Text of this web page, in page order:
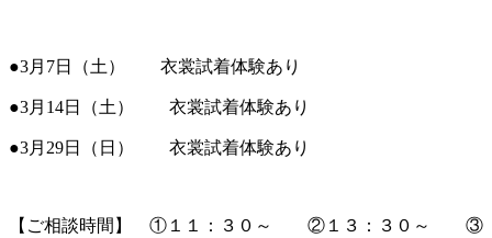
●3月7日（土） 衣裳試着体験あり
●3月14日（土） 衣裳試着体験あり
●3月29日（日） 衣裳試着体験あり
【ご相談時間】 ①１１：３０～ ②１３：３０～ ③